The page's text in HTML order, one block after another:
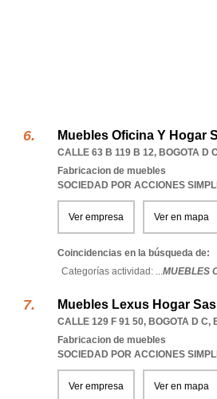
Muebles Oficina Y Hogar
CALLE 63 B 119 B 12, BOGOTA D C
Fabricacion de muebles
SOCIEDAD POR ACCIONES
Ver empresa Ver en mapa
Coincidencias en la búsqueda de:
Categorías actividad: ...MUEBLES
Muebles Lexus Hogar Sas
CALLE 129 F 91 50, BOGOTA D C,
Fabricacion de muebles
SOCIEDAD POR ACCIONES
Ver empresa Ver en mapa